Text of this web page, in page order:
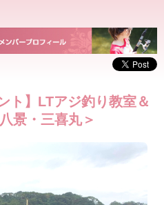
ト】LTアジ釣り教室＆
景・三喜丸＞